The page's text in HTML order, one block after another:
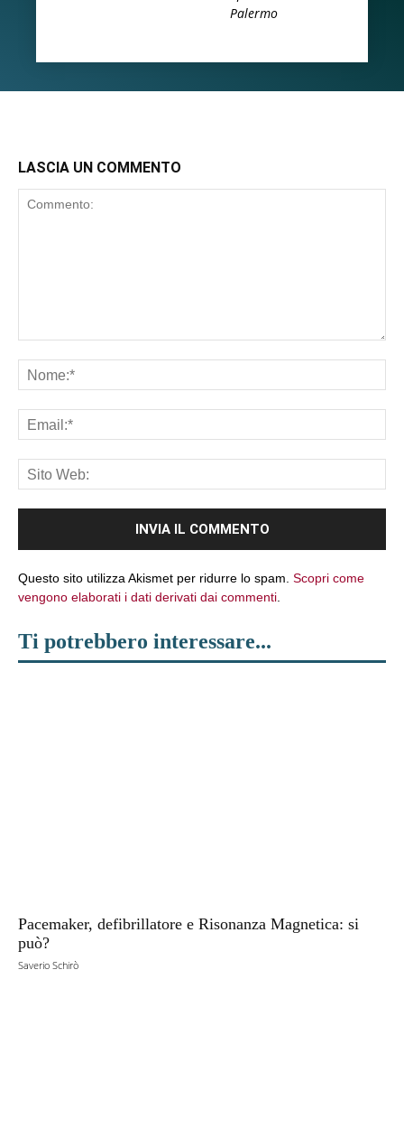
Palermo
LASCIA UN COMMENTO
Questo sito utilizza Akismet per ridurre lo spam. Scopri come
vengono elaborati i dati derivati dai commenti
Ti potrebbero interessare...
Pacemaker, defibrillatore e Risonanza Magnetica: si
può?
Saverio Schirò